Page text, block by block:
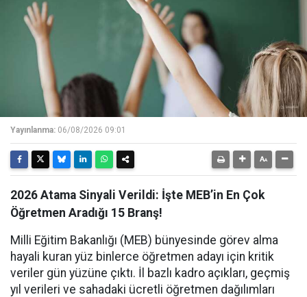
Yayınlanma: 06/08/2026 09:01
2026 Atama Sinyali Verildi: İşte MEB’in En Çok
Öğretmen Aradığı 15 Branş!
Milli Eğitim Bakanlığı (MEB) bünyesinde görev alma
hayali kuran yüz binlerce öğretmen adayı için kritik
veriler gün yüzüne çıktı. İl bazlı kadro açıkları, geçmiş
yıl verileri ve sahadaki ücretli öğretmen dağılımları